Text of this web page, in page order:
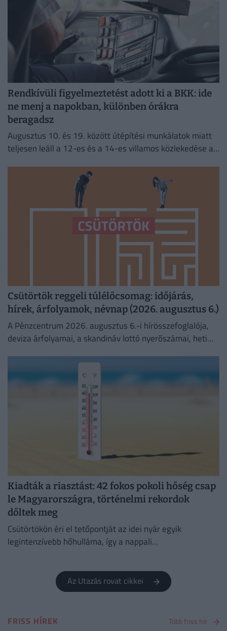
Rendkívüli figyelmeztetést adott ki a BKK: ide
ne menj a napokban, különben órákra
beragadsz
Augusztus 10. és 19. között útépítési munkálatok miatt
teljesen leáll a 12-es és a 14-es villamos közlekedése a
Csütörtök reggeli túlélőcsomag: időjárás,
hírek, árfolyamok, névnap (2026. augusztus 6.)
A Pénzcentrum 2026. augusztus 6.-i hírösszefoglalója,
deviza árfolyamai, a skandináv lottó nyerőszámai, heti
Kiadták a riasztást: 42 fokos pokoli hőség csap
le Magyarországra, történelmi rekordok
dőltek meg
Csütörtökön éri el tetőpontját az idei nyár egyik
legintenzívebb hőhulláma, így a nappali
Az Utazás rovat cikkei
FRISS HÍREK Több friss hír